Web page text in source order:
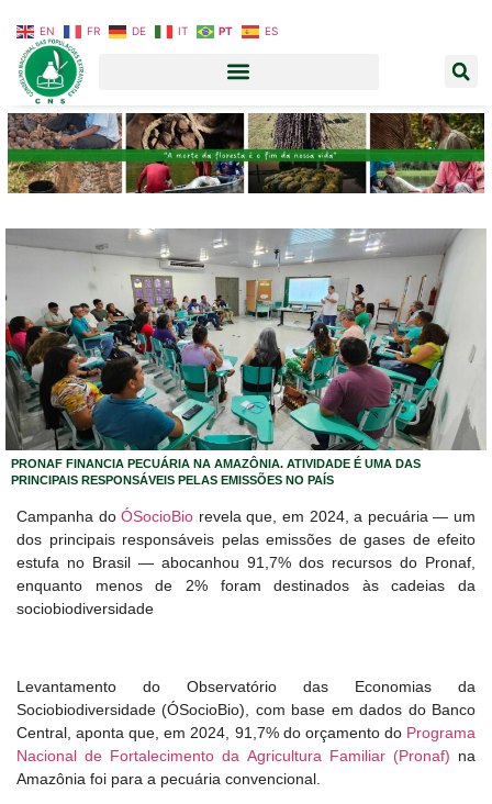
PRONAF FINANCIA PECUÁRIA NA AMAZÔNIA. ATIVIDADE É UMA DAS
PRINCIPAIS RESPONSÁVEIS PELAS EMISSÕES NO PAÍS
Campanha doÓSocioBio revela que, em 2024, a pecuária — um
dos principais responsáveis pelas emissões de gases de efeito
estufa no Brasil — abocanhou 91,7% dos recursos do Pronaf,
enquanto menos de 2% foram destinados às cadeias da
sociobiodiversidade
Levantamento do Observatório das Economias da
Sociobiodiversidade (ÓSocioBio), com base em dados do Banco
Central, aponta que, em 2024, 91,7% do orçamento do Programa
Nacional de Fortalecimento da Agricultura Familiar (Pronaf) na
Amazônia foi para a pecuária convencional.
EN FR DE IT PT ES